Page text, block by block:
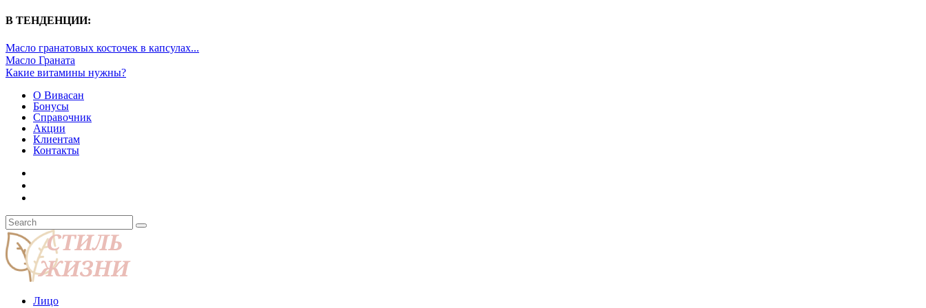
В ТЕНДЕНЦИИ:
Масло гранатовых косточек в капсулах...
Масло Граната
Какие витамины нужны?
О Вивасан
Бонусы
Справочник
Акции
Клиентам
Контакты
Лицо